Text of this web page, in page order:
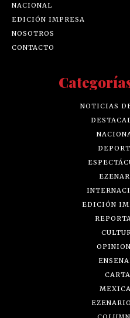
NACIONAL
EDICIÓN IMPRESA
NOSOTROS
CONTACTO
NOTICIAS
EDICIÓN